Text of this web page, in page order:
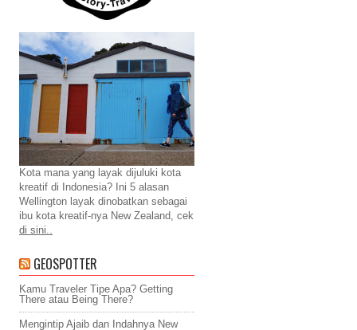
Kota mana yang layak dijuluki kota
kreatif di Indonesia? Ini 5 alasan
Wellington layak dinobatkan sebagai
ibu kota kreatif-nya New Zealand, cek
di sini..
GEOSPOTTER
Kamu Traveler Tipe Apa? Getting
There atau Being There?
Mengintip Ajaib dan Indahnya New